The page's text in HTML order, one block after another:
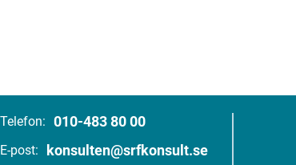
Telefon: 010-483 80 00
E-post: konsulten@srfkonsult.se